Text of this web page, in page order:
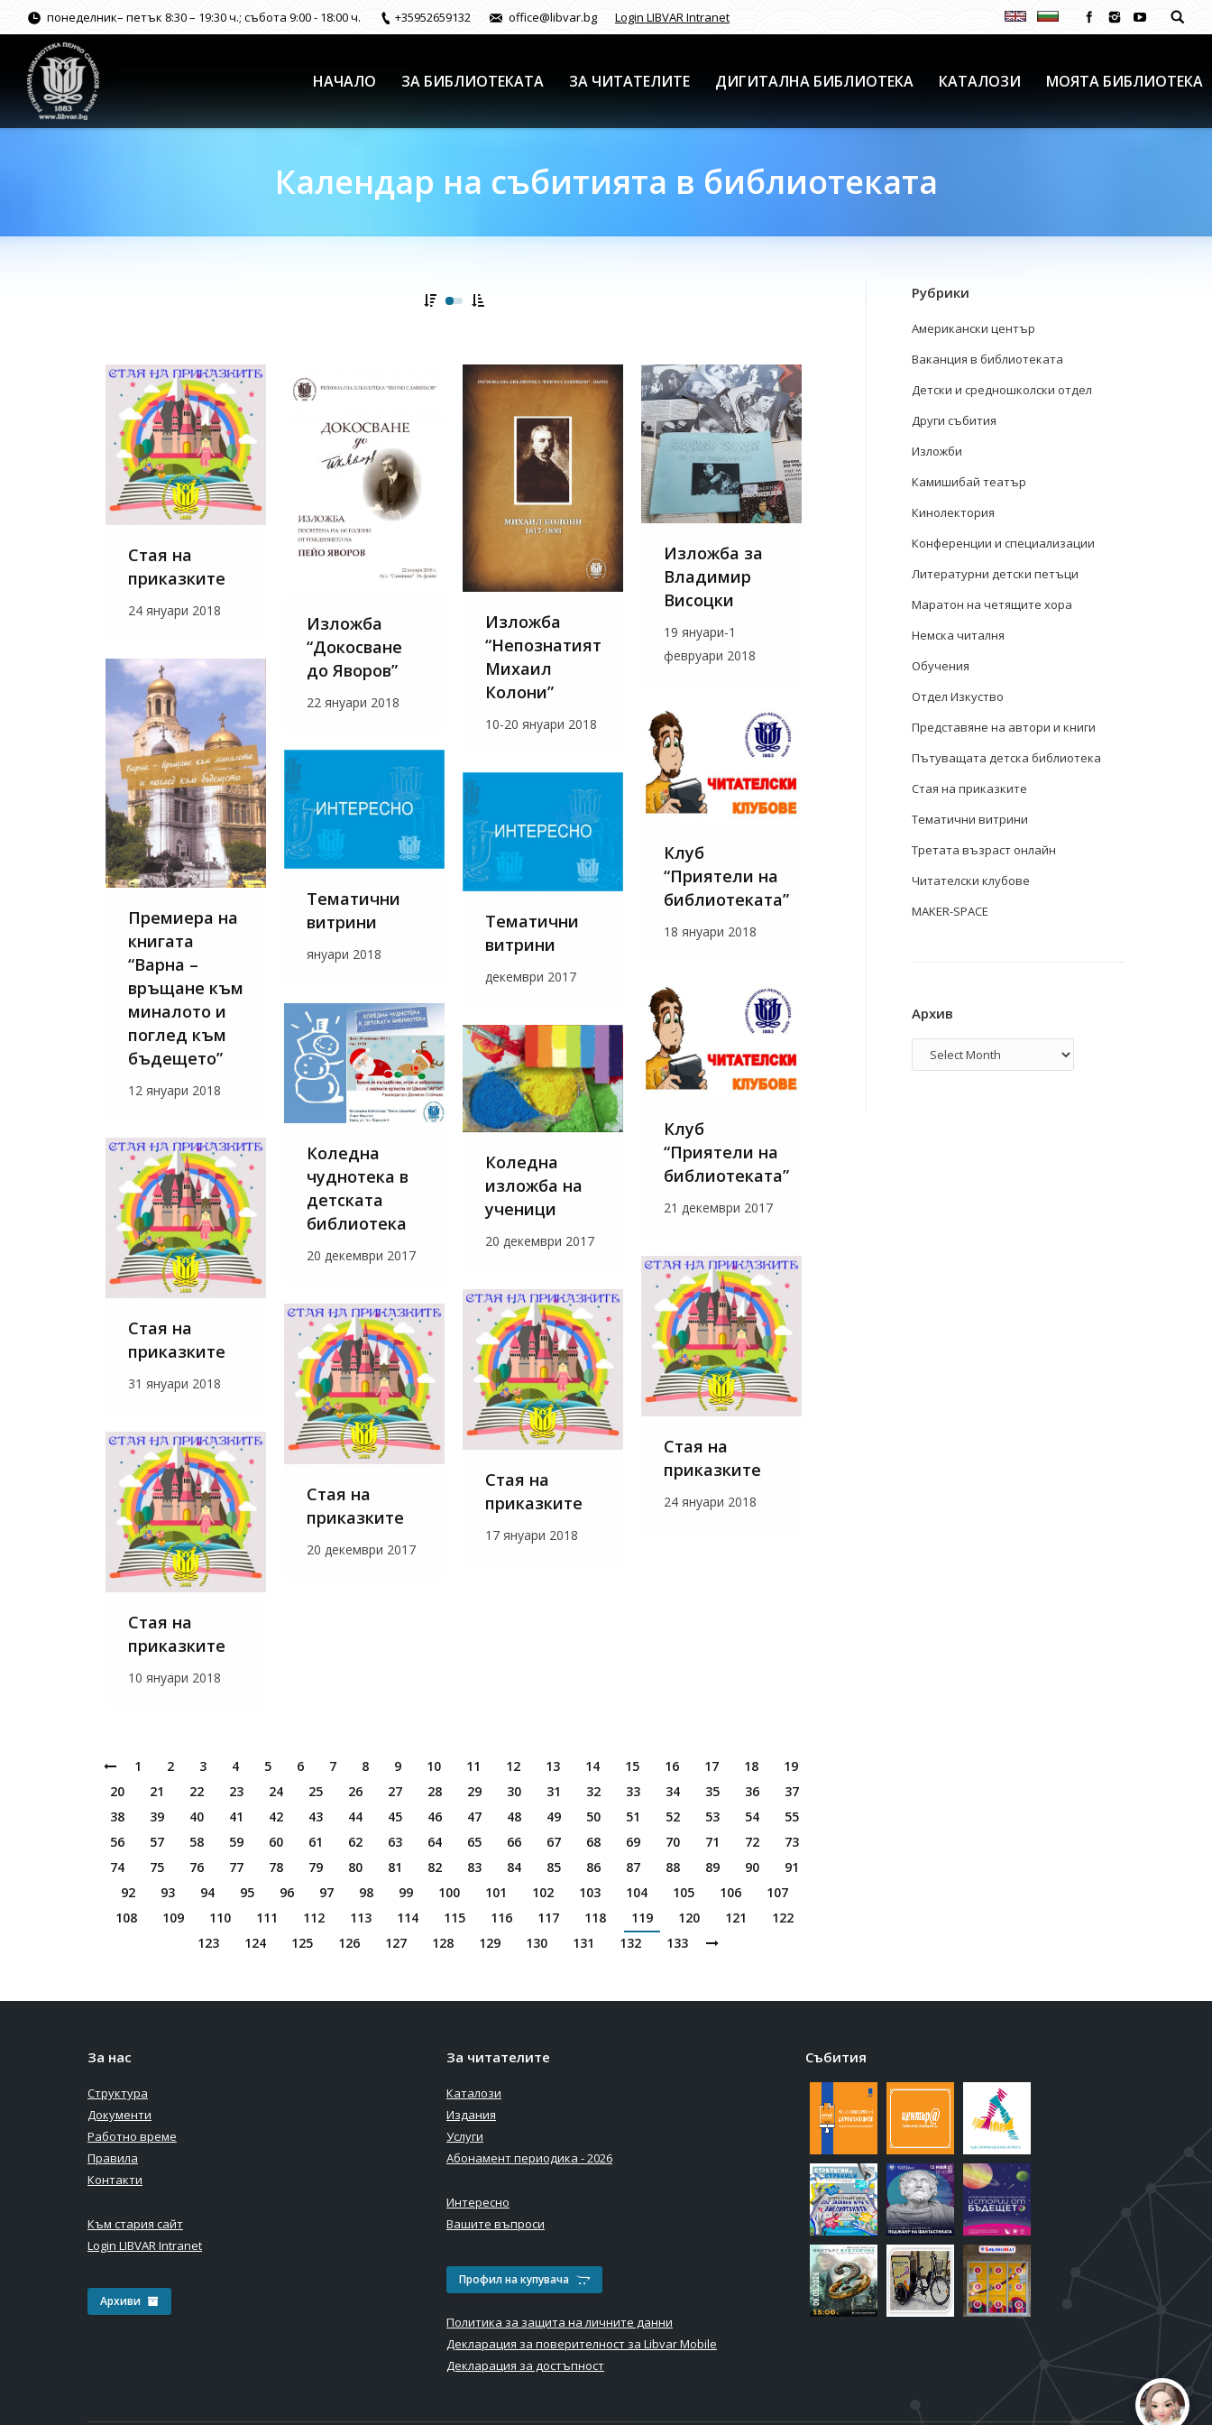
понеделник– петък 8:30 – 19:30 ч.; събота 9:00 - 18:00 ч. +35952659132 office@libvar.bg Login LIBVAR Intranet
НАЧАЛО ЗА БИБЛИОТЕКАТА ЗА ЧИТАТЕЛИТЕ ДИГИТАЛНА БИБЛИОТЕКА КАТАЛОЗИ МОЯТА БИБЛИОТЕКА
Календар на събитията в библиотеката
Стая на
приказките
24 януари 2018
Изложба
“Докосване
до Яворов”
22 януари 2018
Изложба
“Непознатият
Михаил
Колони”
10-20 януари 2018
Изложба за
Владимир
Висоцки
19 януари-1
февруари 2018
Премиера на
книгата
“Варна –
връщане към
миналото и
поглед към
бъдещето”
12 януари 2018
Клуб
“Приятели на
библиотеката”
18 януари 2018
Тематични
витрини
януари 2018
Тематични
витрини
декември 2017
Клуб
“Приятели на
библиотеката”
21 декември 2017
Коледна
чуднотека в
детската
библиотека
20 декември 2017
Коледна
изложба на
ученици
20 декември 2017
Стая на
приказките
31 януари 2018
Стая на
приказките
24 януари 2018
Стая на
приказките
17 януари 2018
Стая на
приказките
20 декември 2017
Стая на
приказките
10 януари 2018
1 2 3 4 5 6 7 8 9 10 11 12 13 14 15 16 17 18
19
20
21 22 23 24 25 26 27 28 29 30 31 32 33 34 35 36
37
38
39 40 41 42 43 44 45 46 47 48 49 50 51 52 53 54
55
56
57 58 59 60 61 62 63 64 65 66 67 68 69 70 71 72
73
74
75 76 77 78 79 80 81 82 83 84 85 86 87 88 89 90
91
92
93 94 95 96 97 98 99 100 101 102 103 104 105 106
107
108
109 110 111 112 113 114 115 116 117 118 119 120 121
122
123
124 125 126 127 128 129 130 131 132 133
Рубрики
Американски център
Ваканция в библиотеката
Детски и средношколски отдел
Други събития
Изложби
Камишибай театър
Кинолектория
Конференции и специализации
Литературни детски петъци
Маратон на четящите хора
Немска читалня
Обучения
Отдел Изкуство
Представяне на автори и книги
Пътуващата детска библиотека
Стая на приказките
Тематични витрини
Третата възраст онлайн
Читателски клубове
MAKER-SPACE
Архив
Архив
За нас
Структура
Документи
Работно време
Правила
Контакти
Към стария сайт
Login LIBVAR Intranet
Архиви
За читателите
Каталози
Издания
Услуги
Абонамент периодика - 2026
Интересно
Вашите въпроси
Профил на купувача
Политика за защита на личните данни
Декларация за поверителност за Libvar Mobile
Декларация за достъпност
Събития